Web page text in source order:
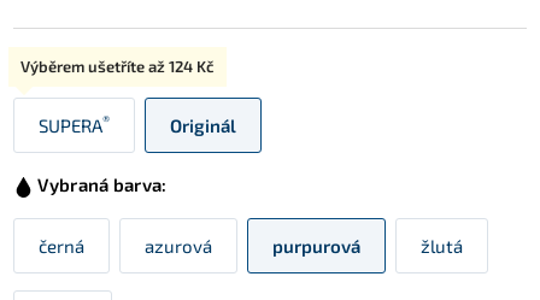
Typ:
SUPERA®
Výběrem ušetříte až124 Kč
Originál
Vybraná barva:
černá azurová purpurová žlutá